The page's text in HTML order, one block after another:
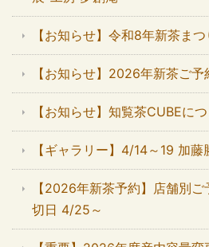
【お知らせ】令和8年新茶ま
【お知らせ】2026年新茶ご
【お知らせ】知覧茶CUBEに
【ギャラリー】4/14～19 加
【2026年新茶予約】店舗別
切日 4/25～